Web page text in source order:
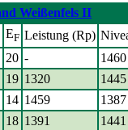
Weißenfels II
EF Leistung (Rp)
20 -
1460
19 1320
1445
14 1459
1387
18 1391
1441